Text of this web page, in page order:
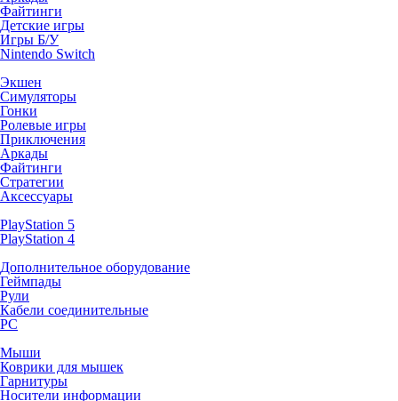
Файтинги
Детские игры
Игры Б/У
Nintendo Switch
Экшен
Симуляторы
Гонки
Ролевые игры
Приключения
Аркады
Файтинги
Стратегии
Аксессуары
PlayStation 5
PlayStation 4
Дополнительное оборудование
Геймпады
Рули
Кабели соединительные
PC
Мыши
Коврики для мышек
Гарнитуры
Носители информации